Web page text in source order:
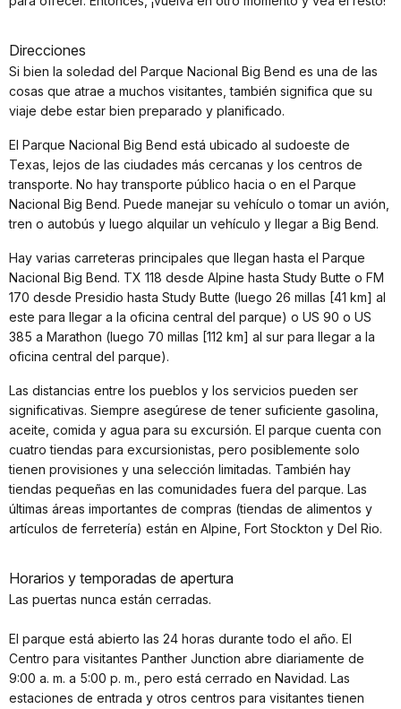
Direcciones
Si bien la soledad del Parque Nacional Big Bend es una de las
cosas que atrae a muchos visitantes, también significa que su
viaje debe estar bien preparado y planificado.
El Parque Nacional Big Bend está ubicado al sudoeste de
Texas, lejos de las ciudades más cercanas y los centros de
transporte. No hay transporte público hacia o en el Parque
Nacional Big Bend. Puede manejar su vehículo o tomar un avión,
tren o autobús y luego alquilar un vehículo y llegar a Big Bend.
Hay varias carreteras principales que llegan hasta el Parque
Nacional Big Bend. TX 118 desde Alpine hasta Study Butte o FM
170 desde Presidio hasta Study Butte (luego 26 millas [41 km] al
este para llegar a la oficina central del parque) o US 90 o US
385 a Marathon (luego 70 millas [112 km] al sur para llegar a la
oficina central del parque).
Las distancias entre los pueblos y los servicios pueden ser
significativas. Siempre asegúrese de tener suficiente gasolina,
aceite, comida y agua para su excursión. El parque cuenta con
cuatro tiendas para excursionistas, pero posiblemente solo
tienen provisiones y una selección limitadas. También hay
tiendas pequeñas en las comunidades fuera del parque. Las
últimas áreas importantes de compras (tiendas de alimentos y
artículos de ferretería) están en Alpine, Fort Stockton y Del Rio.
Horarios y temporadas de apertura
Las puertas nunca están cerradas.
El parque está abierto las 24 horas durante todo el año. El
Centro para visitantes Panther Junction abre diariamente de
9:00 a. m. a 5:00 p. m., pero está cerrado en Navidad. Las
estaciones de entrada y otros centros para visitantes tienen